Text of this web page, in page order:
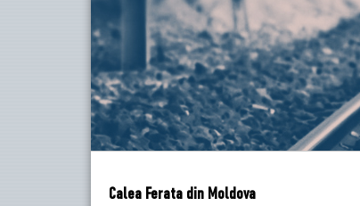
Calea Ferata din Moldova